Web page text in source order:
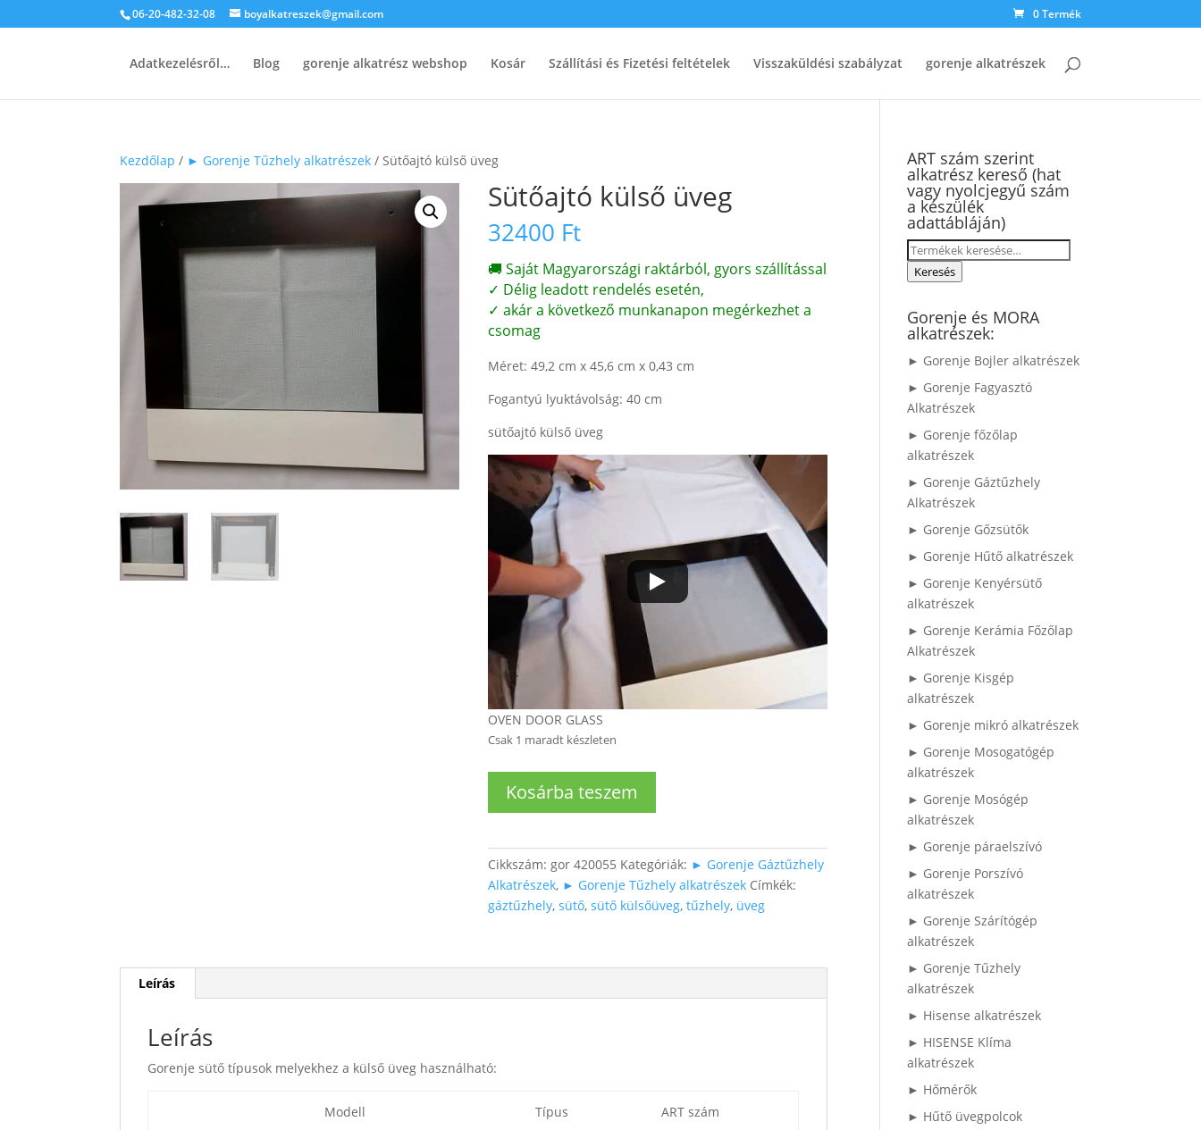
06-20-482-32-08 boyalkatreszek@gmail.com 0 Termék
Adatkezelésről… Blog gorenje alkatrész webshop Kosár Szállítási és Fizetési feltételek Visszaküldési szabályzat gorenje alkatrészek
Kezdőlap / ► Gorenje Tűzhely alkatrészek / Sütőajtó külső üveg
Sütőajtó külső üveg
32400 Ft
🚚 Saját Magyarországi raktárból, gyors szállítással
✓ Délig leadott rendelés esetén,
✓ akár a következő munkanapon megérkezhet a
csomag
Méret: 49,2 cm x 45,6 cm x 0,43 cm
Fogantyú lyuktávolság: 40 cm
sütőajtó külső üveg
OVEN DOOR GLASS
Csak 1 maradt készleten
külsőKosárba teszem
Cikkszám:gor 420055 Kategóriák: ► Gorenje Gáztűzhely
Alkatrészek, ► Gorenje Tűzhely alkatrészek Címkék:
gáztűzhely,sütő,sütő külsőüveg,tűzhely, üveg
Leírás
Leírás
Gorenje sütő típusok melyekhez a külső üveg használható:
Modell Típus ART szám
ART szám szerint
alkatrész kereső (hat
vagy nyolcjegyű szám
a készülék
adattábláján)
Keresés
a Keresés
Gorenje és MORA
alkatrészek:
► Gorenje Bojler alkatrészek
► Gorenje Fagyasztó
Alkatrészek
► Gorenje főzőlap
alkatrészek
► Gorenje Gáztűzhely
Alkatrészek
► Gorenje Gőzsütők
► Gorenje Hűtő alkatrészek
► Gorenje Kenyérsütő
alkatrészek
► Gorenje Kerámia Főzőlap
Alkatrészek
► Gorenje Kisgép
alkatrészek
► Gorenje mikró alkatrészek
► Gorenje Mosogatógép
alkatrészek
► Gorenje Mosógép
alkatrészek
► Gorenje páraelszívó
► Gorenje Porszívó
alkatrészek
► Gorenje Szárítógép
alkatrészek
► Gorenje Tűzhely
alkatrészek
► Hisense alkatrészek
► HISENSE Klíma
alkatrészek
► Hőmérők
► Hűtő üvegpolcok